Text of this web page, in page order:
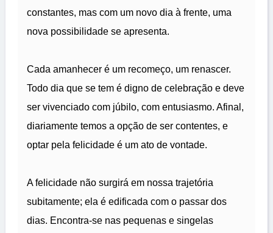
constantes, mas com um novo dia à frente, uma
nova possibilidade se apresenta.
Cada amanhecer é um recomeço, um renascer.
Todo dia que se tem é digno de celebração e deve
ser vivenciado com júbilo, com entusiasmo. Afinal,
diariamente temos a opção de ser contentes, e
optar pela felicidade é um ato de vontade.
A felicidade não surgirá em nossa trajetória
subitamente; ela é edificada com o passar dos
dias. Encontra-se nas pequenas e singelas